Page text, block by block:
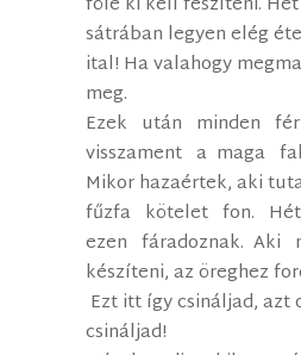
sátrában legyen elég
ital! Ha valahogy
meg.
Ezek után minden
visszament a maga
Mikor hazaértek, aki
fűzfa kötelet fon.
ezen fáradoznak.
készíteni, az öreghez
Ezt itt így csináljad, azt
csináljad!